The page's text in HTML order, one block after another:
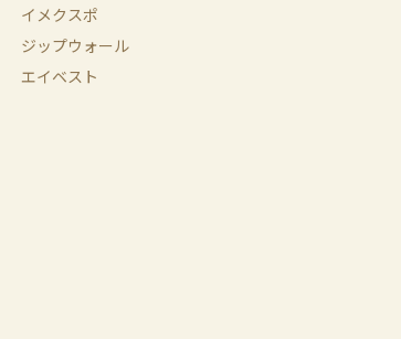
イメクスポ
ジップウォール
エイベスト